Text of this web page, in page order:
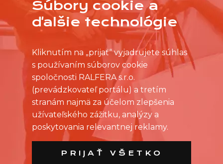
NEVYBRALI STE SI Z PRACOVNÝCH PONÚK?
OSLOVTE PREDAJŇU PRIAMO S VAŠIMI
ČASOVÝMI MOŽNOSŤAMI
Súbory cookie a
ďalšie technológie
Kliknutím na „prijať“ vyjadrujete súhlas
s používaním súborov cookie
spoločnosti RALFERA s.r.o.
(prevádzkovateľ portálu) a tretím
stranám najmä za účelom zlepšenia
užívateľského zážitku, analýzy a
poskytovania relevantnej reklamy.
PRIJAŤ VŠETKO